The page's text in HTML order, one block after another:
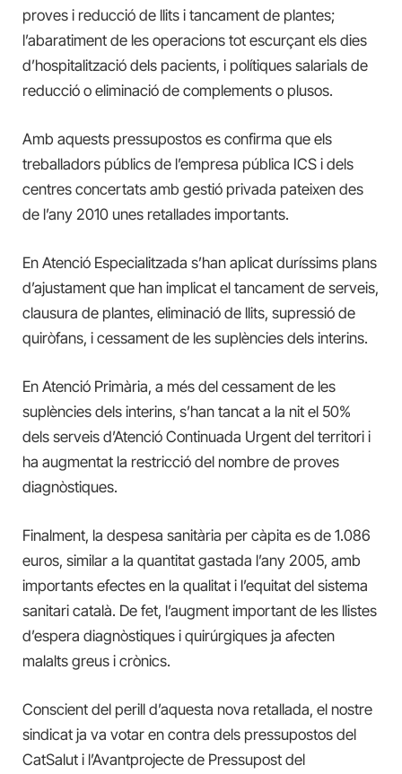
proves i reducció de llits i tancament de plantes;
l’abaratiment de les operacions tot escurçant els dies
d’hospitalització dels pacients, i polítiques salarials de
reducció o eliminació de complements o plusos.
Amb aquests pressupostos es confirma que els
treballadors públics de l’empresa pública ICS i dels
centres concertats amb gestió privada pateixen des
de l’any 2010 unes retallades importants.
En Atenció Especialitzada s’han aplicat duríssims plans
d’ajustament que han implicat el tancament de serveis,
clausura de plantes, eliminació de llits, supressió de
quiròfans, i cessament de les suplències dels interins.
En Atenció Primària, a més del cessament de les
suplències dels interins, s’han tancat a la nit el 50%
dels serveis d’Atenció Continuada Urgent del territori i
ha augmentat la restricció del nombre de proves
diagnòstiques.
Finalment, la despesa sanitària per càpita es de 1.086
euros, similar a la quantitat gastada l’any 2005, amb
importants efectes en la qualitat i l’equitat del sistema
sanitari català. De fet, l’augment important de les llistes
d’espera diagnòstiques i quirúrgiques ja afecten
malalts greus i crònics.
Conscient del perill d’aquesta nova retallada, el nostre
sindicat ja va votar en contra dels pressupostos del
CatSalut i l’Avantprojecte de Pressupost del